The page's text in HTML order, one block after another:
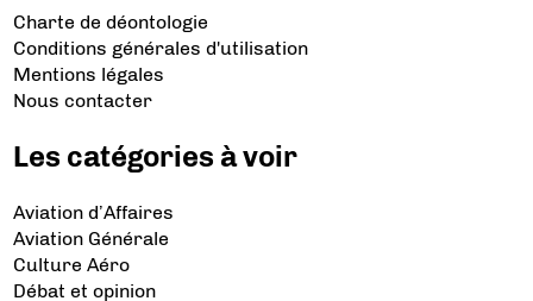
Charte de déontologie
Conditions générales d'utilisation
Mentions légales
Nous contacter
Les catégories à voir
Aviation d’Affaires
Aviation Générale
Culture Aéro
Débat et opinion